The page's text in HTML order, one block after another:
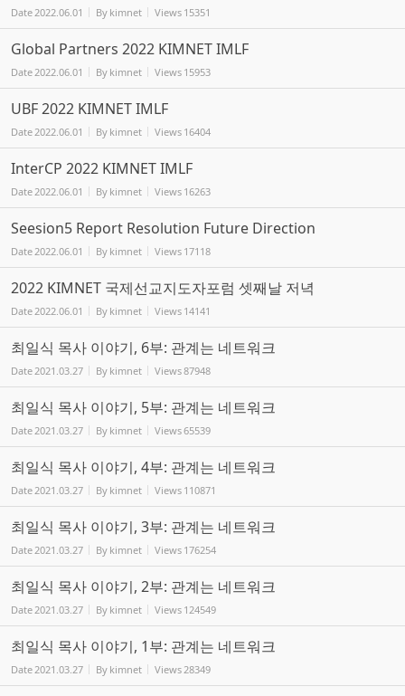
Date 2022.06.01 By kimnet Views 15351
Global Partners 2022 KIMNET IMLF
Date 2022.06.01 By kimnet Views 15953
UBF 2022 KIMNET IMLF
Date 2022.06.01 By kimnet Views 16404
InterCP 2022 KIMNET IMLF
Date 2022.06.01 By kimnet Views 16263
Seesion5 Report Resolution Future Direction
Date 2022.06.01 By kimnet Views 17118
2022 KIMNET 국제선교지도자포럼 셋째날 저녁
Date 2022.06.01 By kimnet Views 14141
최일식 목사 이야기, 6부: 관계는 네트워크
Date 2021.03.27 By kimnet Views87948
최일식 목사 이야기, 5부: 관계는 네트워크
Date 2021.03.27 By kimnet Views65539
최일식 목사 이야기, 4부: 관계는 네트워크
Date 2021.03.27 By kimnet Views 110871
최일식 목사 이야기, 3부: 관계는 네트워크
Date 2021.03.27 By kimnet Views 176254
최일식 목사 이야기, 2부: 관계는 네트워크
Date 2021.03.27 By kimnet Views 124549
최일식 목사 이야기, 1부: 관계는 네트워크
Date 2021.03.27 By kimnet Views 28349